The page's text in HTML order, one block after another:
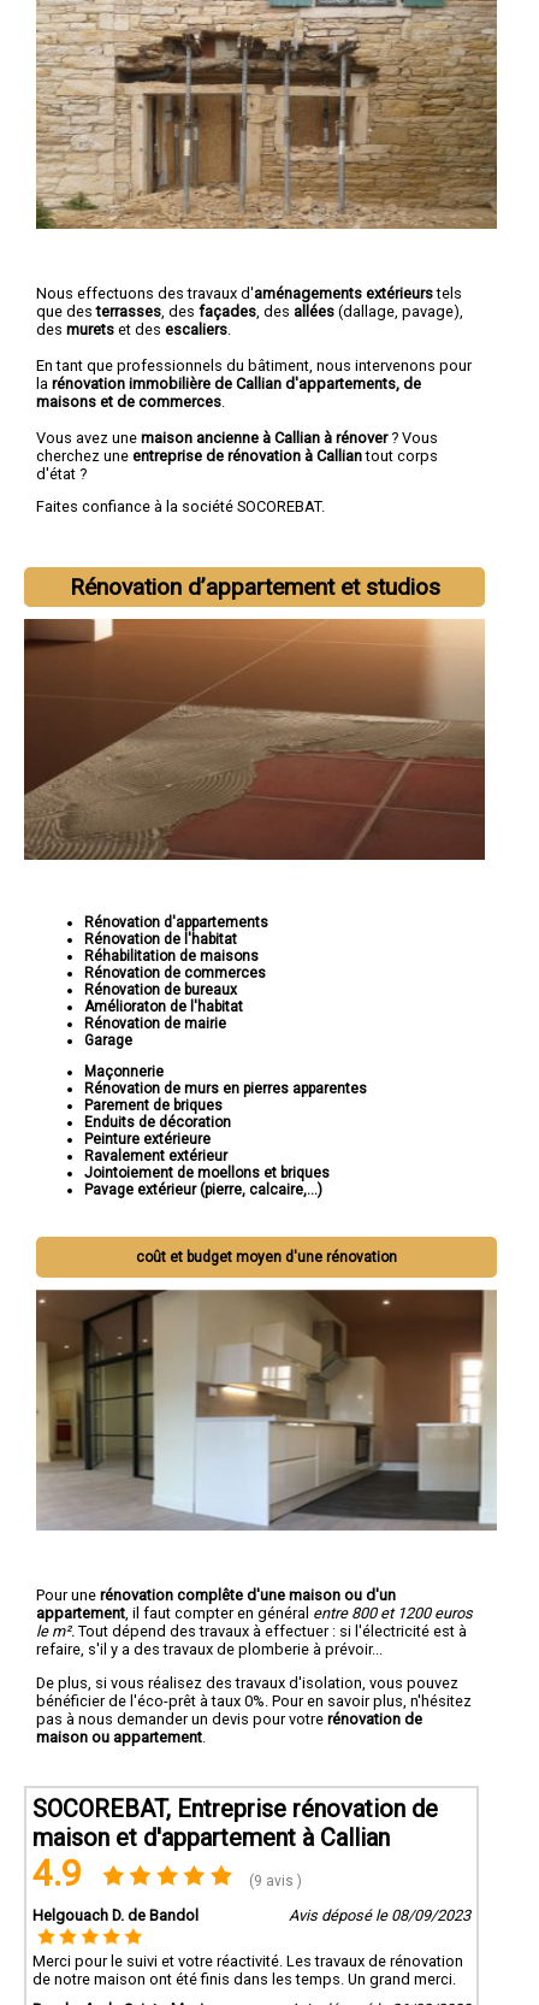
Nous effectuons des travaux d'aménagements extérieurstels
que desterrasses , des façades , des allées (dallage, pavage),
des murets et des escaliers
En tant que professionnels du bâtiment, nous intervenons pour
la rénovation immobilière de Callian d'appartements, de
maisons et de commerces
Vous avez une maison ancienne à Callian à rénover? Vous
cherchez une entreprise de rénovation à Calliantout corps
d'état ?
Faites confiance à la société SOCOREBAT.
Rénovation d’appartement et studios
Rénovation d'appartements
Rénovation de l'habitat
Réhabilitation de maisons
Rénovation de commerces
Rénovation de bureaux
Amélioraton de l'habitat
Rénovation de mairie
Garage
Maçonnerie
Rénovation de murs en pierres apparentes
Parement de briques
Enduits de décoration
Peinture extérieure
Ravalement extérieur
Jointoiement de moellons et briques
Pavage extérieur (pierre, calcaire,...)
coût et budget moyen d'une rénovation
Pour une rénovation complête d'une maison ou d'un
appartement , il faut compter en général entre 800 et 1200 euros
le m². Tout dépend des travaux à effectuer : si l'électricité est à
refaire, s'il y a des travaux de plomberie à prévoir...
De plus, si vous réalisez des travaux d'isolation, vous pouvez
bénéficier de l'éco-prêt à taux 0%. Pour en savoir plus, n'hésitez
pas à nous demander un devis pour votre rénovation de
maison ou appartement
SOCOREBAT, Entreprise rénovation de
maison et d'appartement à Callian
4.9 (9 avis )
Helgouach D. de Bandol Avis déposé le 08/09/2023
Merci pour le suivi et votre réactivité. Les travaux de rénovation
de notre maison ont été finis dans les temps. Un grand merci.